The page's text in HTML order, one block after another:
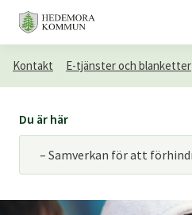
Kontakt E-tjänster och blanketter
Du är här